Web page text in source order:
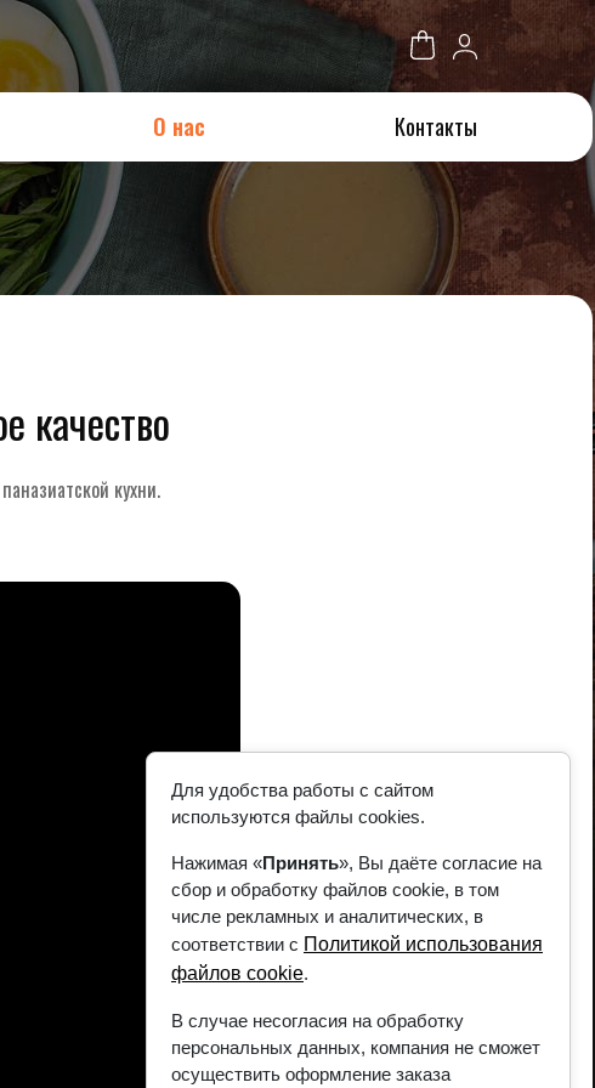
Для удобства работы с сайтом
используются файлы cookies.
Нажимая «Принять», Вы даёте согласие на
сбор и обработку файлов cookie, в том
числе рекламных и аналитических, в
соответствии с Политикой использования
файлов cookie.
В случае несогласия на обработку
персональных данных, компания не сможет
осуществить оформление заказа
О нас Контакты
качество
кухни.